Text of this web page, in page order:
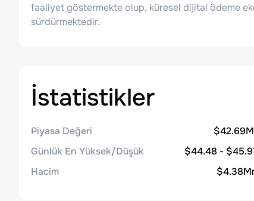
faaliyet göstermekte olup, küresel dijital ödeme
sürdürmektedir.
İstatistikler
Piyasa Değeri
Günlük En Yüksek/Düşük
$44.48 -
Hacim